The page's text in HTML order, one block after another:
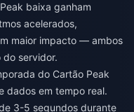
baixa ganham
acelerados,
maior impacto — ambos
servidor.
do Cartão Peak
dados em tempo real.
3-5 segundos durante